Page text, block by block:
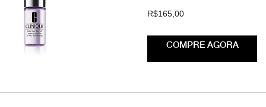
R$165,00
COMPRE AGORA